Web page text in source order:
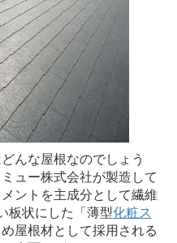
んな屋根なのでしょう
ュー株式会社が製造して
ントを主成分として繊維
板状にした「薄型化粧ス
屋根材として採用される